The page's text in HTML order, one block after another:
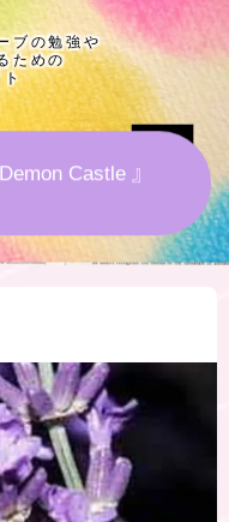
先リンク集
ブの勉強や
ための
ト
Castle 』